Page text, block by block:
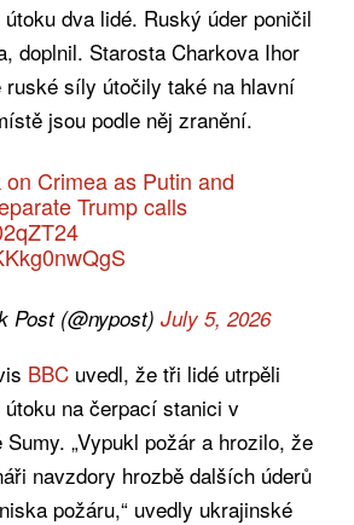
dva lidé. Ruský úder poničil
doplnil. Starosta Charkova Ihor
ruské síly útočily také na hlavní
jsou podle něj zranění.
Crimea as Putin and
Trump calls
Post (@nypost) July 5, 2026
BBC uvedl, že tři lidé utrpěli
na čerpací stanici v
„Vypukl požár a hrozilo, že
navzdory hrozbě dalších úderů
požáru,“ uvedly ukrajinské